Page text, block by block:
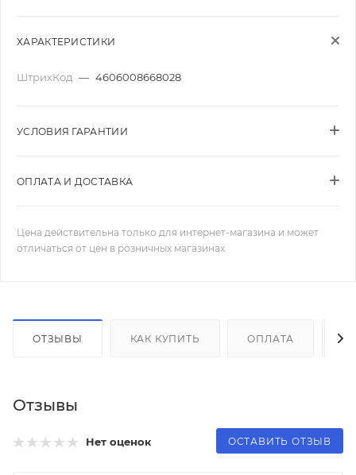
ХАРАКТЕРИСТИКИ
ШтрихКод — 4606008668028
УСЛОВИЯ ГАРАНТИИ
ОПЛАТА И ДОСТАВКА
Цена действительна только для интернет-магазина и может
отличаться от цен в розничных магазинах
ОТЗЫВЫ КАК КУПИТЬ ОПЛАТА
Отзывы
Нет оценок ОСТАВИТЬ ОТЗЫВ